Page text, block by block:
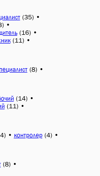
(35)•
•
(16)•
(11)•
(8)•
(14)•
(11)•
• контролер (4)•
(8)•